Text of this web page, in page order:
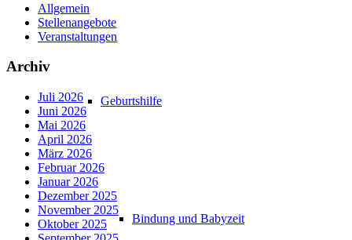
Geburtshilfe
Bindung und Babyzeit
Allgemein
Stellenangebote
Veranstaltungen
Archiv
Juli 2026
Juni 2026
Mai 2026
April 2026
März 2026
Februar 2026
Januar 2026
Dezember 2025
November 2025
Oktober 2025